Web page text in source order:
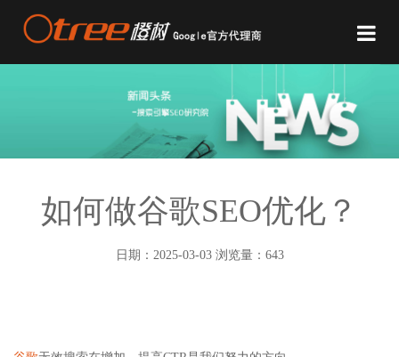
如何做谷歌SEO优化？
日期：2025-03-03 浏览量：643